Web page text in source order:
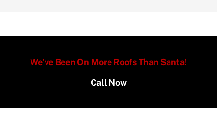
We’ve Been On More Roofs Than Santa!
Call Now